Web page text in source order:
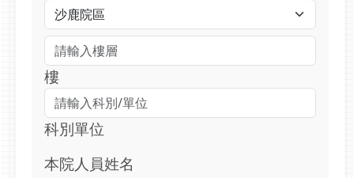
樓
科別單位
本院人員姓名